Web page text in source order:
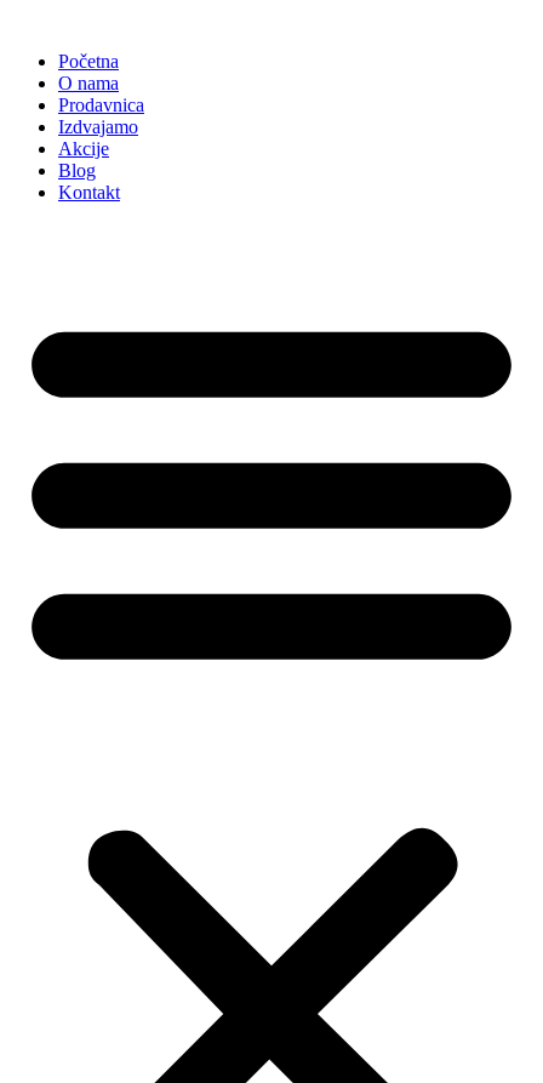
sadržajPočetna
O nama
Prodavnica
Izdvajamo
Akcije
Blog
Kontakt